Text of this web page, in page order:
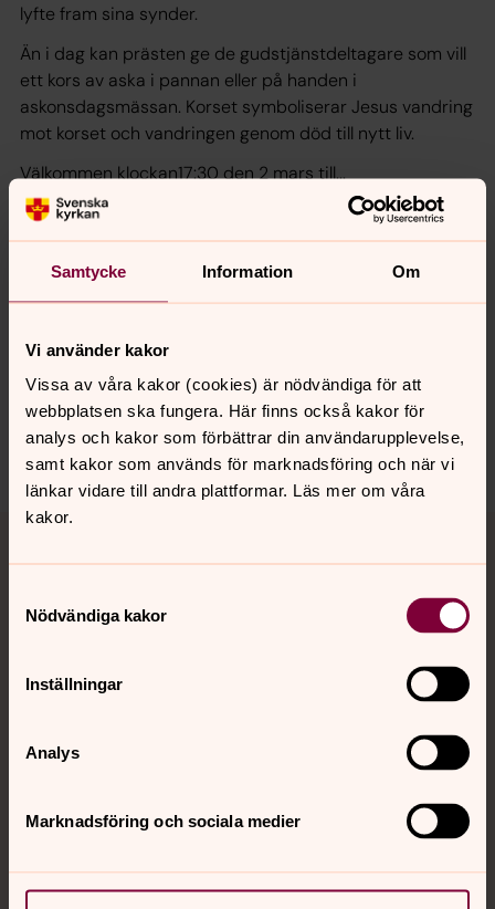
Samtycke Information Om
Vi använder kakor
Vissa av våra kakor (cookies) är nödvändiga för att
webbplatsen ska fungera. Här finns också kakor för
analys och kakor som förbättrar din användarupplevelse,
samt kakor som används för marknadsföring och när vi
länkar vidare till andra plattformar. Läs mer om våra
kakor.
Nödvändiga kakor
Inställningar
Analys
Marknadsföring och sociala medier
lyfte fram sina synder.
Än i dag kan prästen ge de gudstjänstdeltagare som vill
ett kors av aska i pannan eller på handen i
askonsdagsmässan. Korset symboliserar Jesus vandring
mot korset och vandringen genom död till nytt liv.
Välkommen klockan17:30 den 2 mars till...
...Askonsdagsmässa i Jakobs kyrka, Erik B Tanzborn,
Astrid Uhlin, Anette Hylander.
Synpunkter eller frågor på sidans
innehåll?
hudiksvallsbygdens.forsamling@svenskakyrkan.se
Dela
Tillbaka till toppen
Tillbaka till innehållet
Sociala kanaler